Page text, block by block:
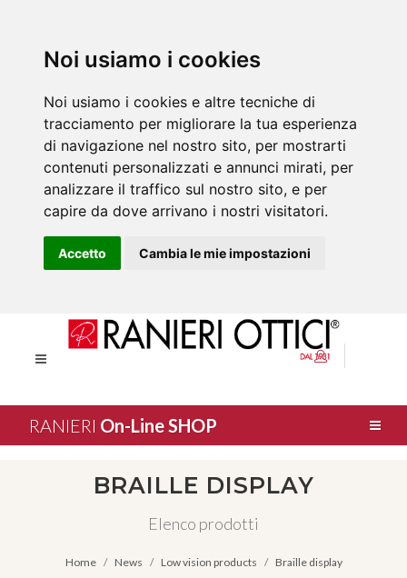
Noi usiamo i cookies
Noi usiamo i cookies e altre tecniche di
tracciamento per migliorare la tua esperienza
di navigazione nel nostro sito, per mostrarti
contenuti personalizzati e annunci mirati, per
analizzare il traffico sul nostro sito, e per
capire da dove arrivano i nostri visitatori.
Accetto Cambia le mie impostazioni
RANIERI On-Line SHOP
BRAILLE DISPLAY
Elenco prodotti
Home News Low vision products Braille display